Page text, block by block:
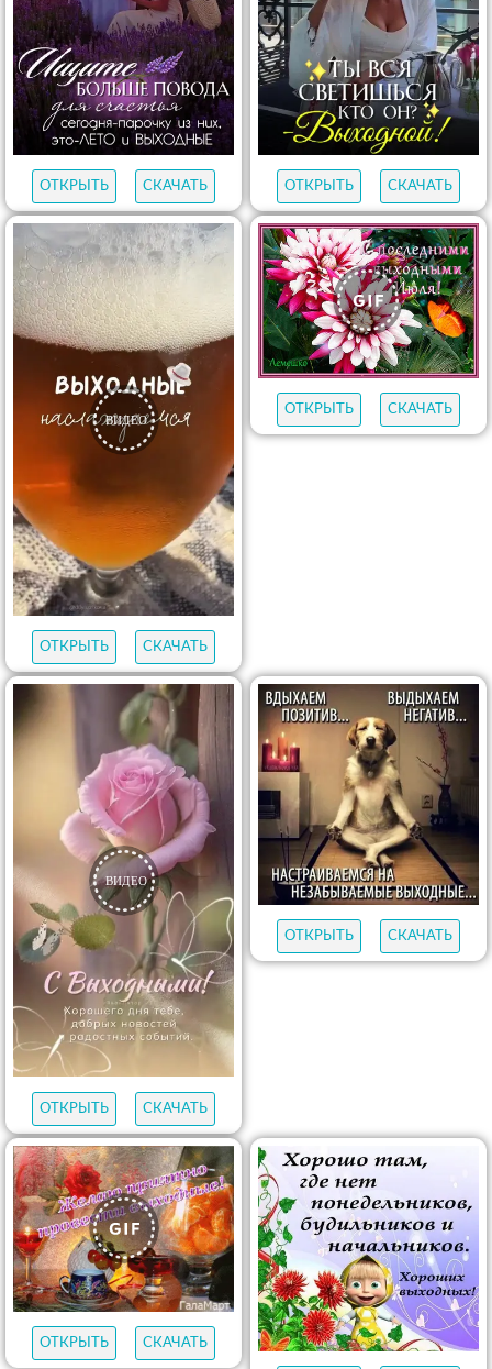
ОТКРЫТЬ СКАЧАТЬ ОТКРЫТЬ СКАЧАТЬ
ОТКРЫТЬ СКАЧАТЬ
ОТКРЫТЬ СКАЧАТЬ
ОТКРЫТЬ СКАЧАТЬ
ОТКРЫТЬ СКАЧАТЬ
ОТКРЫТЬ СКАЧАТЬ